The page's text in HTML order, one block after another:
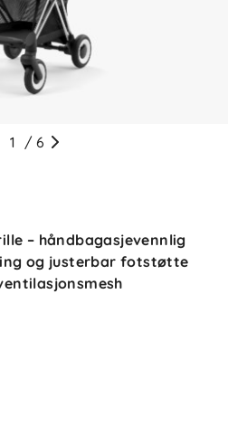
1 / 6
– håndbagasjevennlig
og justerbar fotstøtte